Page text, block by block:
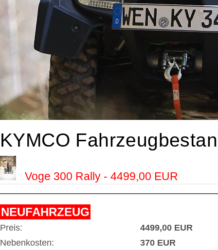
KYMCO
Voge 300 Rally - 4499,00 EUR
NEUFAHRZEUG
Preis:
4499,00 EUR
Nebenkosten:
370 EUR